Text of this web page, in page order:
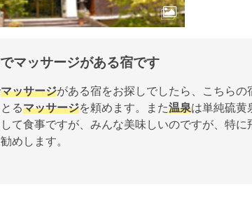
マッサージがある宿です
マッサージがある宿をお探しでしたら、こちら
るマッサージを頼めます。また温泉は単純硫黄
て食事ですが、みんな美味しいのですが、特
めします。